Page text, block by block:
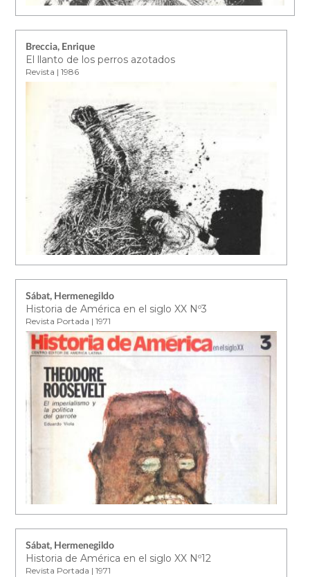
Breccia, Enrique
El llanto de los perros azotados
Revista | 1986
Sábat, Hermenegildo
Historia de América en el siglo XX Nº3
Revista Portada | 1971
Sábat, Hermenegildo
Historia de América en el siglo XX Nº12
Revista Portada | 1971